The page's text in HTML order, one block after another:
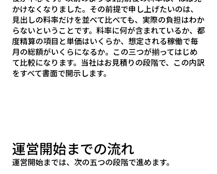
かけなくなりました。その前提で申し上げたいのは、
見出しの料率だけを並べて比べても、実際の負担はわか
らないということです。料率に何が含まれているか、都
度精算の項目と単価はいくらか、想定される稼働で毎
月の総額がいくらになるか。この三つが揃ってはじめ
て比較になります。当社はお見積りの段階で、この内訳
をすべて書面で開示します。
運営開始までの流れ
運営開始までは、次の五つの段階で進めます。